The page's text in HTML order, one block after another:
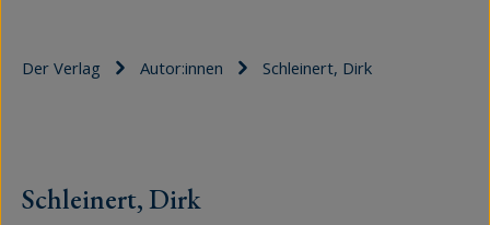
Der Verlag Autor:innen Schleinert, Dirk
Schleinert, Dirk